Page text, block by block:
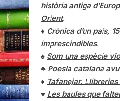
història antiga
Orient.
♦ Crònica d’un país,
imprescindibles.
♠ Som una espècie
♣ Poesia catalana
♦ Tafanejar. Llibreries
♥ Les baules que